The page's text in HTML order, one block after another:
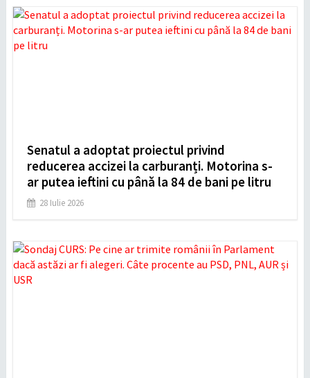
Senatul a adoptat proiectul privind
reducerea accizei la carburanți. Motorina s-
ar putea ieftini cu până la 84 de bani pe litru
28 Iulie 2026